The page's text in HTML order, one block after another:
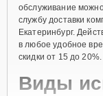
обслуживание
службу доставки
Екатеринбург.
в любое удобное
скидки от 15 до 20%.
Виды